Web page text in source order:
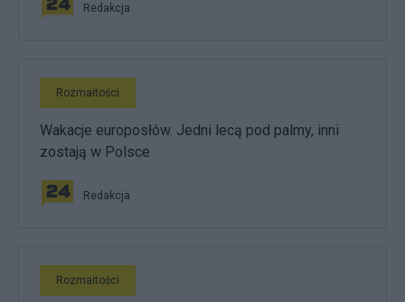
Redakcja
Rozmaitości
Wakacje europosłów. Jedni lecą pod palmy, inni
zostają w Polsce
Redakcja
Rozmaitości